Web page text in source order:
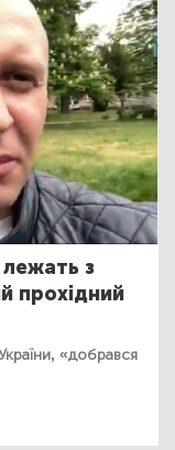
з
прохідний
«добрався